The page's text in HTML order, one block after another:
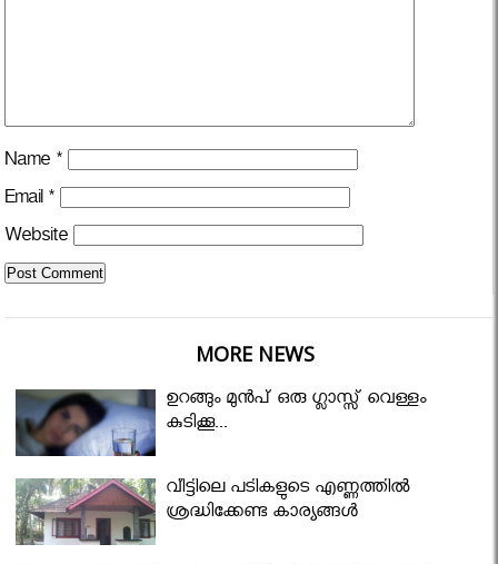
Name *
Email *
Website
MORE NEWS
ഉറങ്ങും മുന്‍പ് ഒരു ഗ്ലാസ്സ് വെള്ളം
കുടിക്കൂ...
വീട്ടിലെ പടികളുടെ എണ്ണത്തിൽ
ശ്രദ്ധിക്കേണ്ട കാര്യങ്ങൾ